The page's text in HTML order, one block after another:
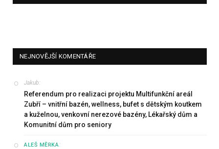
NEJNOVĚJŠÍ KOMENTÁŘE
Jakub:
Referendum pro realizaci projektu Multifunkční areál
Zubří – vnitřní bazén, wellness, bufet s dětským koutkem
a kuželnou, venkovní nerezové bazény, Lékařský dům a
Komunitní dům pro seniory
ALEŠ MĚRKA: